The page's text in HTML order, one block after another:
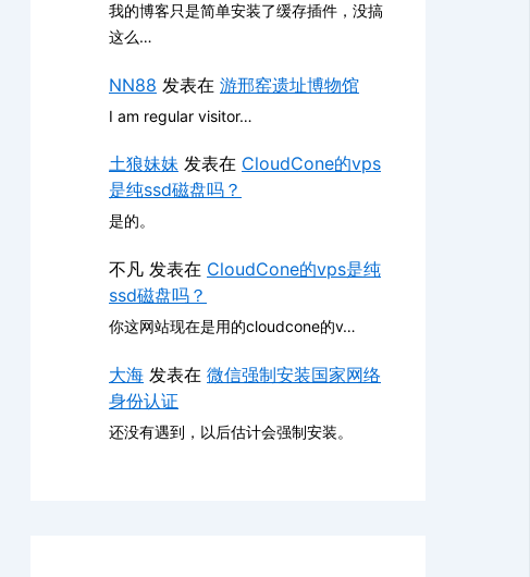
我的博客只是简单安装了缓存插件，没搞
这么…
NN88 发表在 游邢窑遗址博物馆
I am regular visitor…
土狼妹妹 发表在 CloudCone的vps
是纯ssd磁盘吗？
是的。
不凡 发表在 CloudCone的vps是纯
ssd磁盘吗？
你这网站现在是用的cloudcone的v…
大海 发表在 微信强制安装国家网络
身份认证
还没有遇到，以后估计会强制安装。